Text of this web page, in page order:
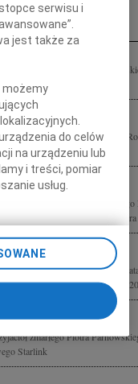
pogrzebowe Piotra
Północnym (Wólka...
szczere wyrazy współczucia
z Universal McCann
o śmierci Piotra
współczucia pracownicy
kochanego Męża, Taty,
się w czwartek 10 lutego
zmarłego Piotra
Starlink
serwisu i
jest także za
możemy
do celów
na urządzeniu lub
i treści, pomiar
usług.